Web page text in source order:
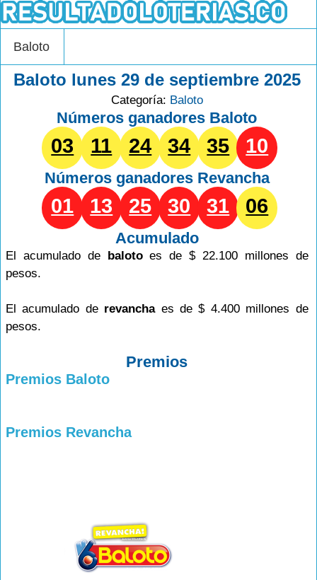
Baloto
Baloto lunes 29 de septiembre 2025
Categoría: Baloto
Números ganadores Baloto
03 11 24 34 35 10
Números ganadores Revancha
01 13 25 30 31 06
Acumulado
El acumulado de balotoes de $ 22.100 millones de
pesos.
El acumulado de revanchaes de $ 4.400 millones de
pesos.
Premios
Premios Baloto
Premios Revancha